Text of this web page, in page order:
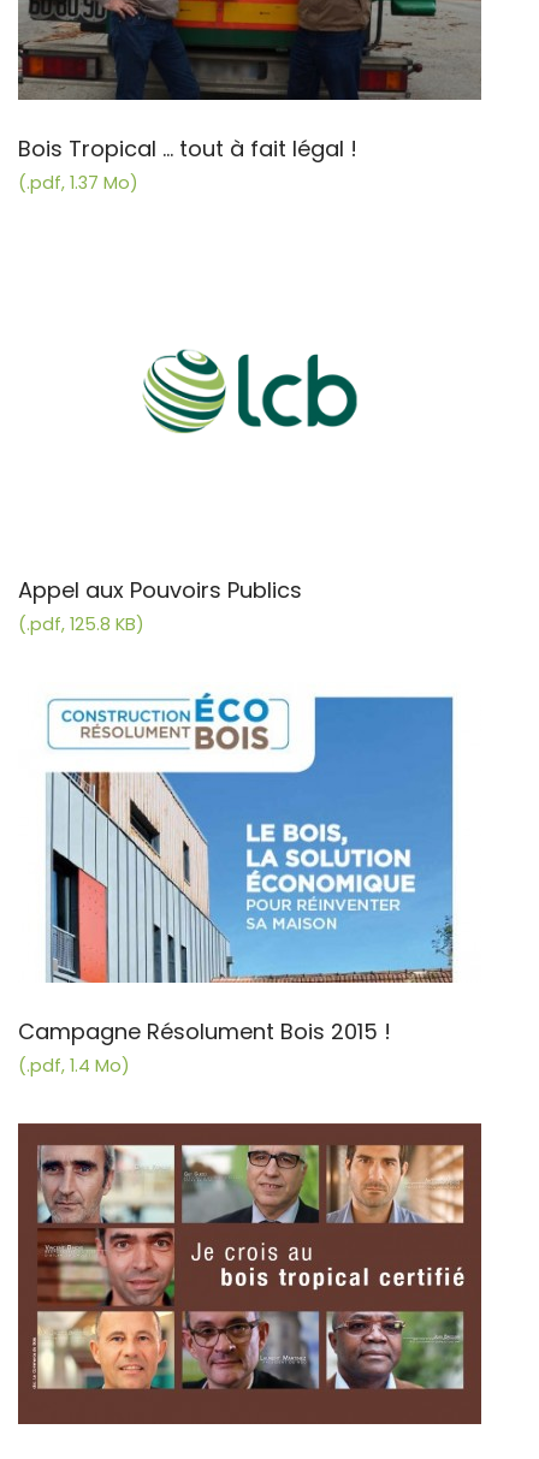
Bois Tropical ... tout à fait légal !
(.pdf, 1.37 Mo)
Appel aux Pouvoirs Publics
(.pdf, 125.8 KB)
Campagne Résolument Bois 2015 !
(.pdf, 1.4 Mo)